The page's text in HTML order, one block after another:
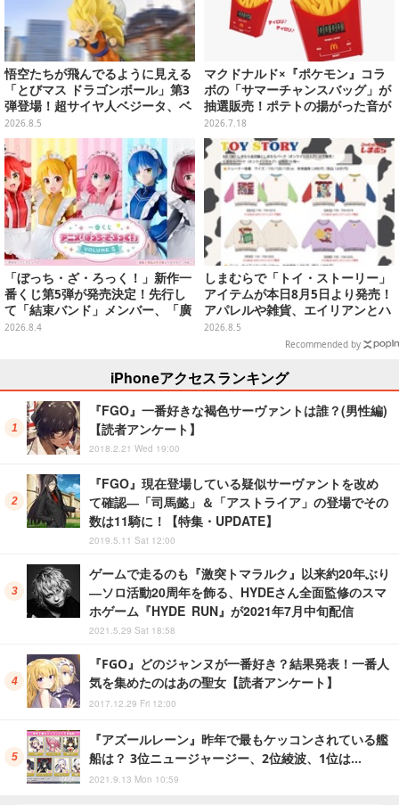
悟空たちが飛んでるように見える
「とびマス ドラゴンボール」第3
弾登場！超サイヤ人ベジータ、ベ
ジットなど全6種
2026.8.5
マクドナルド×『ポケモン』コラ
ボの「サマーチャンスバッグ」が
抽選販売！ポテトの揚がった音が
流れる「とびだすピカチュウ ポテ
トタイマー」など当たる
2026.7.18
「ぼっち・ざ・ろっく！」新作一
番くじ第5弾が発売決定！先行し
て「結束バンド」メンバー、「廣
井きくり」のメイド衣装フィギュ
2026.8.4
しまむらで「トイ・ストーリー」
アイテムが本日8月5日より発売！
アパレルや雑貨、エイリアンとハ
ムのダイカットクッションなど盛
2026.8.5
Recommended by
iPhoneアクセスランキング
『FGO』一番好きな褐色サーヴァントは誰？(男性編)
【読者アンケート】
2018.2.21 Wed 19:00
『FGO』現在登場している疑似サーヴァントを改め
て確認―「司馬懿」＆「アストライア」の登場でその
数は11騎に！【特集・UPDATE】
2019.5.11 Sat 12:00
ゲームで走るのも『激突トマラルク』以来約20年ぶり
―ソロ活動20周年を飾る、HYDEさん全面監修のスマ
ホゲーム『HYDE RUN』が2021年7月中旬配信
2021.5.29 Sat 18:58
『FGO』どのジャンヌが一番好き？結果発表！一番人
気を集めたのはあの聖女【読者アンケート】
2017.12.29 Fri 12:00
『アズールレーン』昨年で最もケッコンされている艦
船は？ 3位ニュージャージー、2位綾波、1位は…
2021.9.13 Mon 10:59